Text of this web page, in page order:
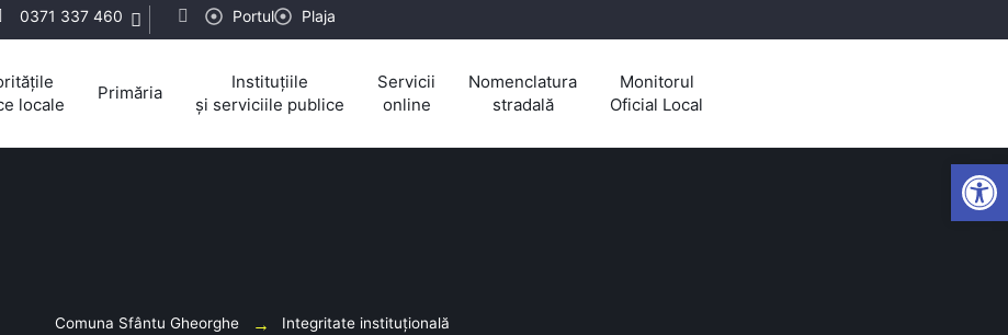
0371 337 460 Portul Plaja
locale
Primăria
Instituțiile
și serviciile publice
Servicii
online
Nomenclatura
stradală
Monitorul
Oficial Local
Comuna Sfântu Gheorghe Integritate instituțională